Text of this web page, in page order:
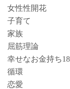
女性性開花
子育て
家族
屈筋理論
幸せなお金持ち
循環
恋愛